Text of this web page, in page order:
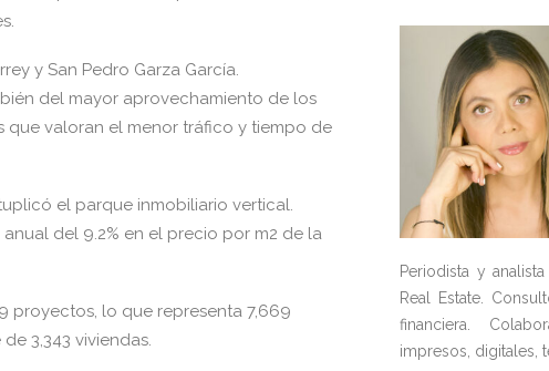
y San Pedro Garza García.
del mayor aprovechamiento de los
que valoran el menor tráfico y tiempo de
el parque inmobiliario vertical.
del 9.2% en el precio por m2 de la
proyectos, lo que representa 7,669
3,343 viviendas.
Periodista y
Real Estate.
financiera.
impresos, digitales,